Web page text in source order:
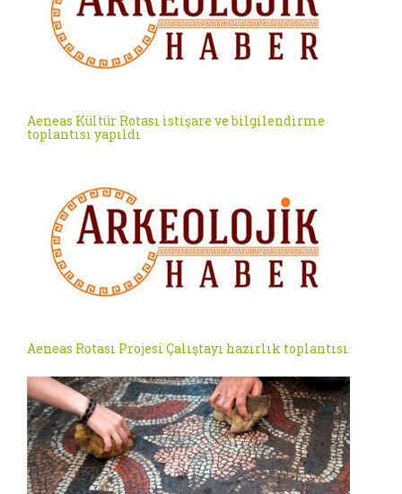
Aeneas Kültür Rotası istişare ve bilgilendirme
toplantısı yapıldı
Aeneas Rotası Projesi Çalıştayı hazırlık toplantısı